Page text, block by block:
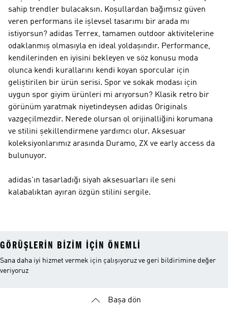
sahip trendler bulacaksın. Koşullardan bağımsız güven
veren performans ile işlevsel tasarımı bir arada mı
istiyorsun? adidas Terrex, tamamen outdoor aktivitelerine
odaklanmış olmasıyla en ideal yoldaşındır. Performance,
kendilerinden en iyisini bekleyen ve söz konusu moda
olunca kendi kurallarını kendi koyan sporcular için
geliştirilen bir ürün serisi. Spor ve sokak modası için
uygun spor giyim ürünleri mi arıyorsun? Klasik retro bir
görünüm yaratmak niyetindeysen adidas Originals
vazgeçilmezdir. Nerede olursan ol orijinalliğini korumana
ve stilini şekillendirmene yardımcı olur. Aksesuar
koleksiyonlarımız arasında Duramo, ZX ve early access da
bulunuyor.
adidas'ın tasarladığı siyah aksesuarları ile seni
kalabalıktan ayıran özgün stilini sergile.
GÖRÜŞLERIN BIZIM IÇIN ÖNEMLI
Sana daha iyi hizmet vermek için çalışıyoruz ve geri bildirimine değer
veriyoruz
Başa dön